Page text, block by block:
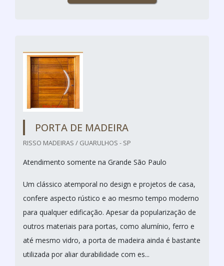
PORTA DE MADEIRA
RISSO MADEIRAS / GUARULHOS - SP
Atendimento somente na Grande São Paulo
Um clássico atemporal no design e projetos de casa,
confere aspecto rústico e ao mesmo tempo moderno
para qualquer edificação. Apesar da popularização de
outros materiais para portas, como alumínio, ferro e
até mesmo vidro, a porta de madeira ainda é bastante
utilizada por aliar durabilidade com es...